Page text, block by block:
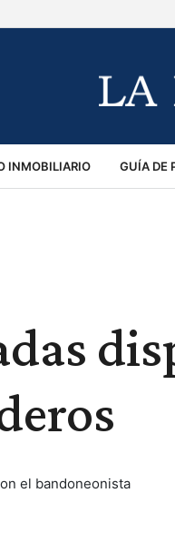
INMOBILIARIO GUÍA DE
el bandoneonista